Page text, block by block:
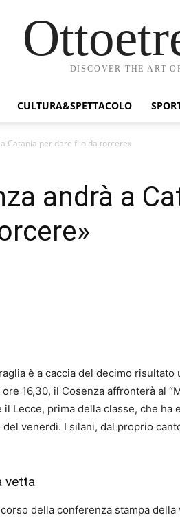
DISCOVER THE ART
CULTURA&SPETTACOLO
Catania per dare filo da torcere»
andrà a
è a caccia del decimo
16,30, il Cosenza affronterà al
Lecce, prima della classe, che ha
del venerdì. I silani, dal proprio
vetta
della conferenza stampa della